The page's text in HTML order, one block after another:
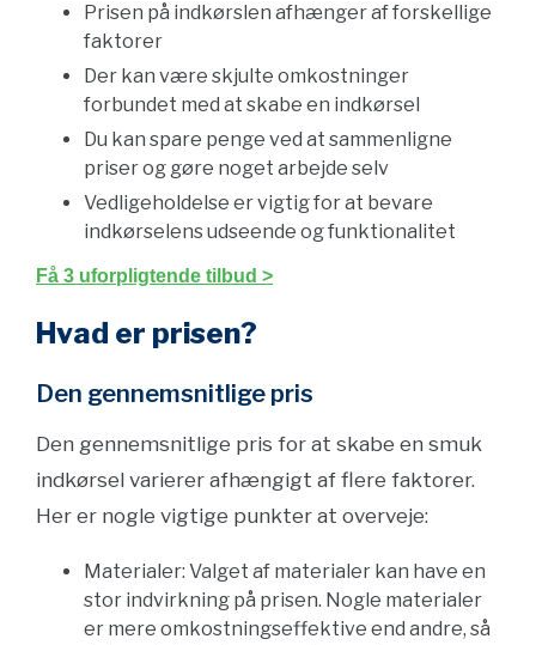
Prisen på indkørslen afhænger af forskellige
faktorer
Der kan være skjulte omkostninger
forbundet med at skabe en indkørsel
Du kan spare penge ved at sammenligne
priser og gøre noget arbejde selv
Vedligeholdelse er vigtig for at bevare
indkørselens udseende og funktionalitet
Få 3 uforpligtende tilbud >
Hvad er prisen?
Den gennemsnitlige pris
Den gennemsnitlige pris for at skabe en smuk
indkørsel varierer afhængigt af flere faktorer.
Her er nogle vigtige punkter at overveje:
Materialer: Valget af materialer kan have en
stor indvirkning på prisen. Nogle materialer
er mere omkostningseffektive end andre, så